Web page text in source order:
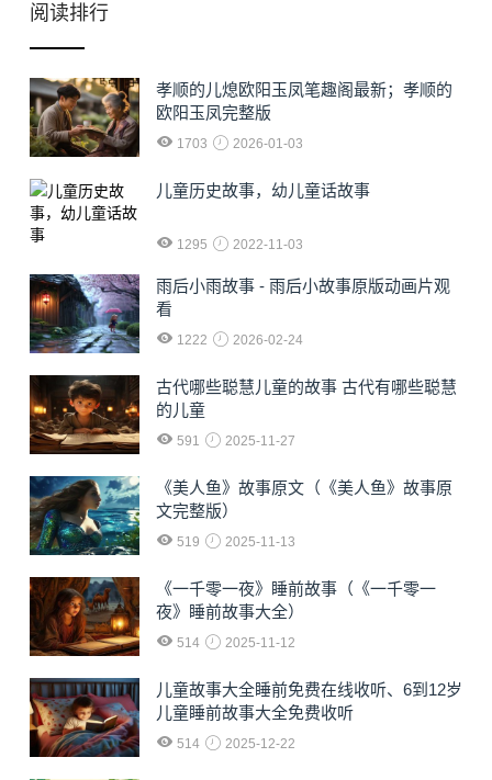
阅读排行
孝顺的儿熄欧阳玉凤笔趣阁最新；孝顺的
欧阳玉凤完整版
1703 2026-01-03
儿童历史故事，幼儿童话故事
1295 2022-11-03
雨后小雨故事 - 雨后小故事原版动画片观
看
1222 2026-02-24
古代哪些聪慧儿童的故事 古代有哪些聪慧
的儿童
591 2025-11-27
《美人鱼》故事原文（《美人鱼》故事原
文完整版）
519 2025-11-13
《一千零一夜》睡前故事（《一千零一
夜》睡前故事大全）
514 2025-11-12
儿童故事大全睡前免费在线收听、6到12岁
儿童睡前故事大全免费收听
514 2025-12-22